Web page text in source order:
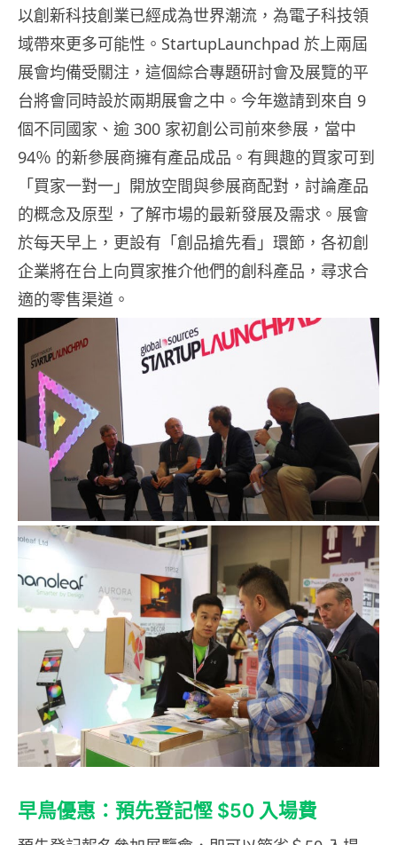
以創新科技創業已經成為世界潮流，為電子科技領
域帶來更多可能性。StartupLaunchpad 於上兩屆
展會均備受關注，這個綜合專題研討會及展覽的平
台將會同時設於兩期展會之中。今年邀請到來自 9
個不同國家、逾 300 家初創公司前來參展，當中
94％ 的新參展商擁有產品成品。有興趣的買家可到
「買家一對一」開放空間與參展商配對，討論產品
的概念及原型，了解市場的最新發展及需求。展會
於每天早上，更設有「創品搶先看」環節，各初創
企業將在台上向買家推介他們的創科產品，尋求合
適的零售渠道。
早鳥優惠：預先登記慳 $50 入場費